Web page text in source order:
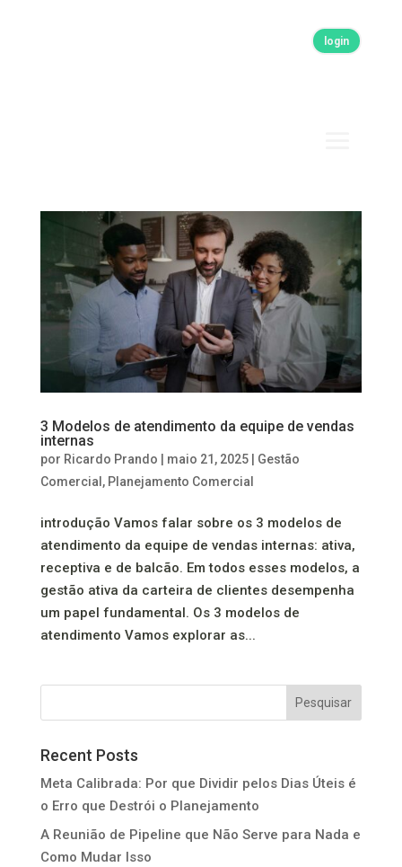
login
3 Modelos de atendimento da equipe de vendas
internas
por Ricardo Prando maio 21, 2025| Gestão
Comercial , Planejamento Comercial
introdução Vamos falar sobre os 3 modelos de
atendimento da equipe de vendas internas: ativa,
receptiva e de balcão. Em todos esses modelos, a
gestão ativa da carteira de clientes desempenha
um papel fundamental. Os 3 modelos de
atendimento Vamos explorar as...
Pesquisar
Recent Posts
Meta Calibrada: Por que Dividir pelos Dias Úteis é
o Erro que Destrói o Planejamento
A Reunião de Pipeline que Não Serve para Nada e
Como Mudar Isso